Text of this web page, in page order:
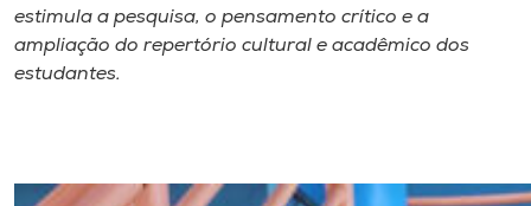
estimula a pesquisa, o pensamento crítico e a
ampliação do repertório cultural e acadêmico dos
estudantes.